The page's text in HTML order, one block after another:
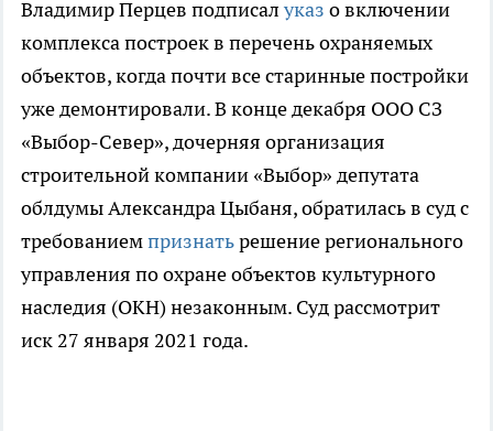
Владимир Перцев подписал указ о включении
комплекса построек в перечень охраняемых
объектов, когда почти все старинные постройки
уже демонтировали. В конце декабря ООО СЗ
«Выбор-Север», дочерняя организация
строительной компании «Выбор» депутата
облдумы Александра Цыбаня, обратилась в суд с
требованиемпризнатьрешение регионального
управления по охране объектов культурного
наследия (ОКН) незаконным. Суд рассмотрит
иск 27 января 2021 года.